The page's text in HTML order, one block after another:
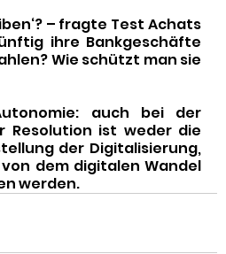
– fragte Test Achats
ihre Bankgeschäfte
Wie schützt man sie
auch bei der
Resolution ist weder die
der Digitalisierung,
dem digitalen Wandel
werden.